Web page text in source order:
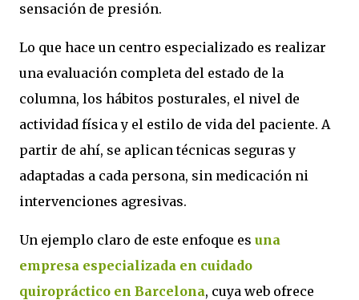
sensación de presión.
Lo que hace un centro especializado es realizar
una evaluación completa del estado de la
columna, los hábitos posturales, el nivel de
actividad física y el estilo de vida del paciente. A
partir de ahí, se aplican técnicas seguras y
adaptadas a cada persona, sin medicación ni
intervenciones agresivas.
Un ejemplo claro de este enfoque es una
empresa especializada en cuidado
quiropráctico en Barcelona, cuya web ofrece